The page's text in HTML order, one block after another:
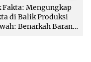
Fakta: Mengungkap
di Balik Produksi
Benarkah Barang